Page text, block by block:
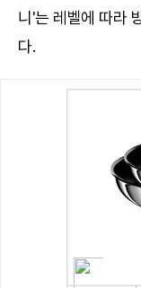
니'는 레벨에 따라
다.